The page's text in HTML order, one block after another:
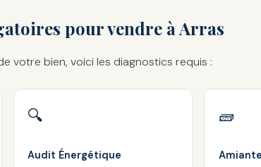
pour vendre à Arras
votre bien, voici les diagnostics requis :
🔍
Audit Énergétique
🧱
Amiante